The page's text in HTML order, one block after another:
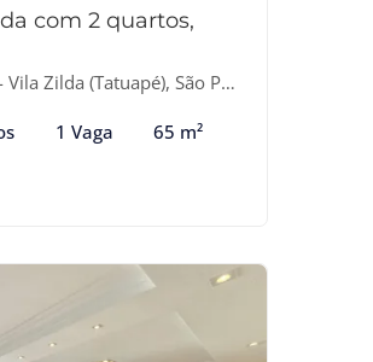
com 2 quartos,
Zilda (Tatuapé), São Paulo-SP
1 Vaga 65 m²